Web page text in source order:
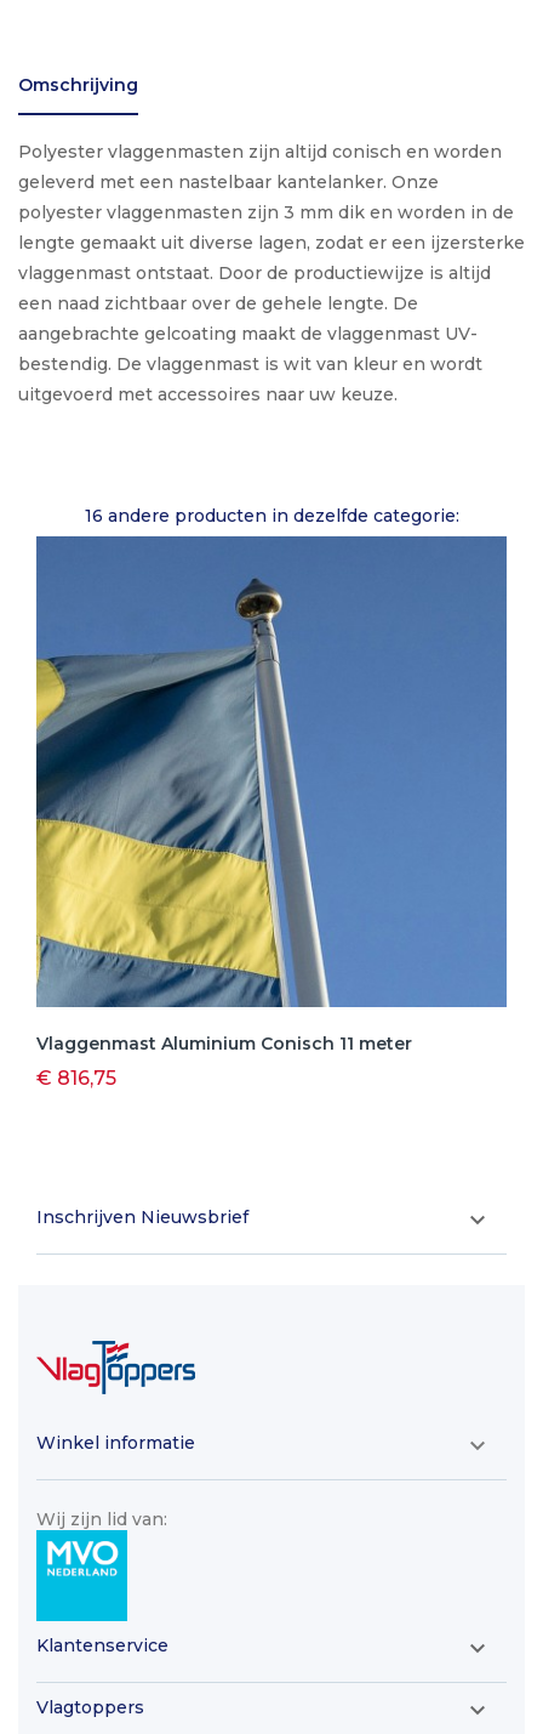
Omschrijving
Polyester vlaggenmasten zijn altijd conisch en worden
geleverd met een nastelbaar kantelanker. Onze
polyester vlaggenmasten zijn 3 mm dik en worden in de
lengte gemaakt uit diverse lagen, zodat er een ijzersterke
vlaggenmast ontstaat. Door de productiewijze is altijd
een naad zichtbaar over de gehele lengte. De
aangebrachte gelcoating maakt de vlaggenmast UV-
bestendig. De vlaggenmast is wit van kleur en wordt
uitgevoerd met accessoires naar uw keuze.
16 andere producten in dezelfde categorie:
Vlaggenmast Aluminium Conisch 11 meter
€ 816,75
Inschrijven Nieuwsbrief 
Winkel informatie 
Wij zijn lid van:
Klantenservice 
Vlagtoppers 